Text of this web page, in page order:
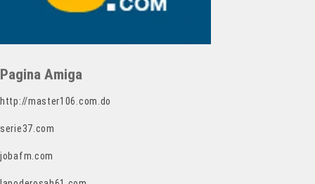
Pagina Amiga
http://master106.com.do
serie37.com
jobafm.com